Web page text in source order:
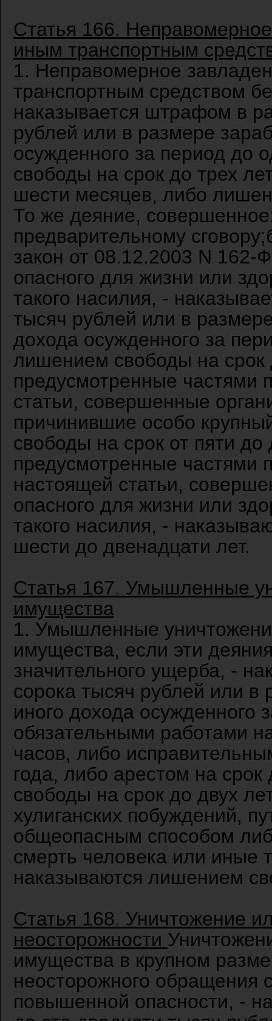
Статья 166.
иным транспортным
1. Неправомерное
транспортным средством
наказывается штрафом в
рублей или в размере
осужденного за период до
свободы на срок до трех
шести месяцев, либо
То же деяние,
предварительному
закон от 08.12.2003 N
опасного для жизни или
такого насилия, -
тысяч рублей или в
дохода осужденного за
лишением свободы на срок
предусмотренные частями
статьи, совершенные
причинившие особо
свободы на срок от пяти до
предусмотренные частями
настоящей статьи,
опасного для жизни или
такого насилия, -
шести до двенадцати лет.
Статья 167. Умышленные
имущества
1. Умышленные
имущества, если эти
значительного ущерба, -
сорока тысяч рублей или в
иного дохода осужденного
обязательными работами
часов, либо
года, либо арестом на
свободы на срок до двух
хулиганских побуждений,
общеопасным способом
смерть человека или иные
наказываются лишением
Статья 168. Уничтожение
неосторожности
имущества в крупном
неосторожного обращения
повышенной опасности, -